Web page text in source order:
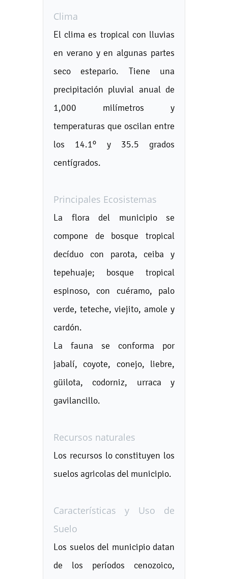
Clima
El clima es tropical con lluvias
en verano y en algunas partes
seco estepario. Tiene una
precipitación pluvial anual de
1,000 milímetros y
temperaturas que oscilan entre
los 14.1º y 35.5 grados
centígrados.
Principales Ecosistemas
La flora del municipio se
compone de bosque tropical
decíduo con parota, ceiba y
tepehuaje; bosque tropical
espinoso, con cuéramo, palo
verde, teteche, viejito, amole y
cardón.
La fauna se conforma por
jabalí, coyote, conejo, liebre,
güilota, codorniz, urraca y
gavilancillo.
Recursos naturales
Los recursos lo constituyen los
suelos agricolas del municipio.
Características y Uso de
Suelo
Los suelos del municipio datan
de los períodos cenozoico,